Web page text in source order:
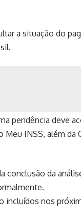
a situação do
.
pendência deve
INSS, além da
conclusão da
incluídos nos